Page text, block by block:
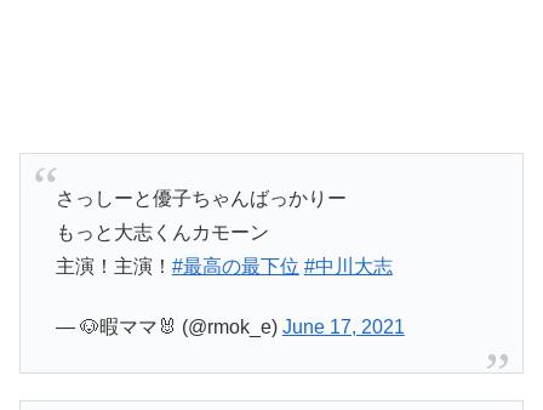
さっしーと優子ちゃんばっかりー
もっと大志くんカモーン
主演！主演！ #最高の最下位 #中川大志
— 🐶暇ママ🐰 (@rmok_e) June 17, 2021